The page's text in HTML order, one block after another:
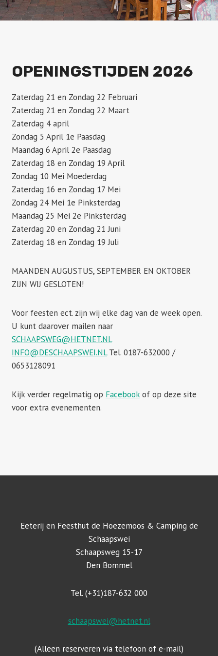
OPENINGSTIJDEN 2026
Zaterdag 21 en Zondag 22 Februari
Zaterdag 21 en Zondag 22 Maart
Zaterdag 4 april
Zondag 5 April 1e Paasdag
Maandag 6 April 2e Paasdag
Zaterdag 18 en Zondag 19 April
Zondag 10 Mei Moederdag
Zaterdag 16 en Zondag 17 Mei
Zondag 24 Mei 1e Pinksterdag
Maandag 25 Mei 2e Pinksterdag
Zaterdag 20 en Zondag 21 Juni
Zaterdag 18 en Zondag 19 Juli
MAANDEN AUGUSTUS, SEPTEMBER EN OKTOBER
ZIJN WIJ GESLOTEN!
Voor feesten ect. zijn wij elke dag van de week open.
U kunt daarover mailen naar
SCHAAPSWEG@HETNET.NL
INFO@DESCHAAPSWEI.NLTel. 0187-632000 /
0653128091
Kijk verder regelmatig op Facebookof op deze site
voor extra evenementen.
Eeterij en Feesthut de Hoezemoos & Camping de
Schaapswei
Schaapsweg 15-17
Den Bommel
Tel. (+31)187-632 000
schaapswei@hetnet.nl
(Alleen reserveren via telefoon of e-mail)